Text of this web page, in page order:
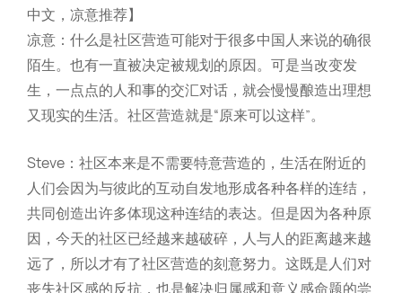
中文，凉意推荐】
凉意：什么是社区营造可能对于很多中国人来说的确很
陌生。也有一直被决定被规划的原因。可是当改变发
生，一点点的人和事的交汇对话，就会慢慢酿造出理想
又现实的生活。社区营造就是“原来可以这样”。
Steve：社区本来是不需要特意营造的，生活在附近的
人们会因为与彼此的互动自发地形成各种各样的连结，
共同创造出许多体现这种连结的表达。但是因为各种原
因，今天的社区已经越来越破碎，人与人的距离越来越
远了，所以才有了社区营造的刻意努力。这既是人们对
丧失社区感的反抗，也是解决归属感和意义感命题的尝